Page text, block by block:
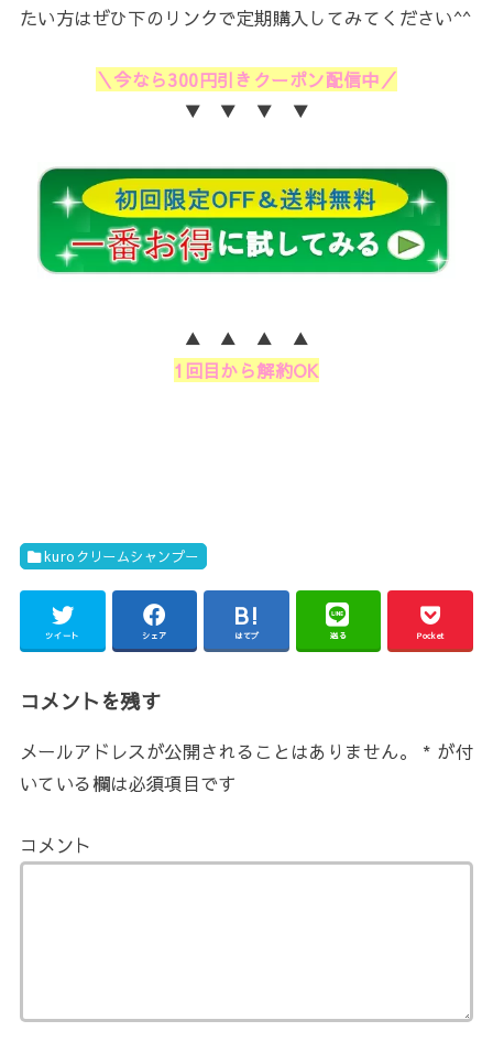
たい方はぜひ下のリンクで定期購入してみてください^^
＼今なら300円引きクーポン配信中／
▼ ▼ ▼ ▼
▲ ▲ ▲ ▲
1回目から解約OK
kuroクリームシャンプー
ツイート シェア はてブ 送る Pocket
コメントを残す
メールアドレスが公開されることはありません。 * が付
いている欄は必須項目です
コメント